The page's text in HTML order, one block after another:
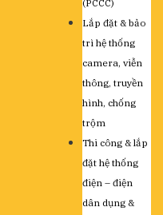
(PCCC)
Lắp đặt & bảo
trì hệ thống
camera, viễn
thông, truyền
hình, chống
trộm
Thi công & lắp
đặt hệ thống
điện – điện
dân dụng &